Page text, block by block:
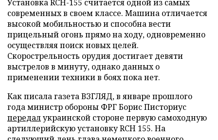
Установка RCH-155 считается одной из самых
современных в своем классе. Машина отличается
высокой мобильностью и способна вести
прицельный огонь прямо на ходу, одновременно
осуществляя поиск новых целей.
Скорострельность орудия достигает девяти
выстрелов в минуту, однако данных о
применении техники в боях пока нет.
Как писала газета ВЗГЛЯД, в январе прошлого
года министр обороны ФРГ Борис Писториус
передалукраинской стороне первую самоходную
артиллерийскую установку RCH 155. На